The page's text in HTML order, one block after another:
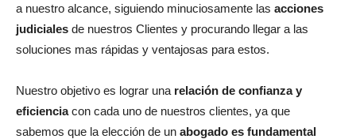
a nuestro alcance, siguiendo minuciosamente las acciones
judiciales de nuestros Clientes y procurando llegar a las
soluciones mas rápidas y ventajosas para estos.
Nuestro objetivo es lograr una relación de confianza y
eficienciacon cada uno de nuestros clientes, ya que
sabemos que la elección de un abogado es fundamental